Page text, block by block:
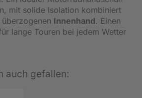
mit solide Isolation kombiniert
überzogenen Innenhand. Einen
lange Touren bei jedem Wetter
auch gefallen: